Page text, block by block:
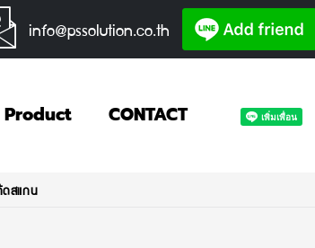
info@pssolution.co.th
CONTACT
ดสแกน